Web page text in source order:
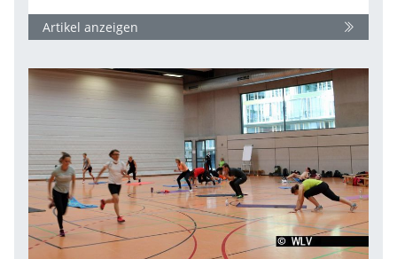
Artikel anzeigen